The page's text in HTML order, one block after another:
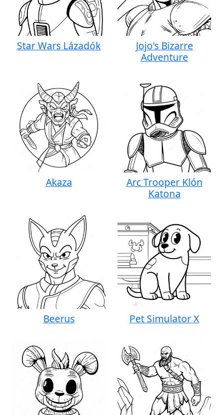
Star Wars Lázadók
Jojo's Bizarre
Adventure
Akaza
Arc Trooper Klón
Katona
Beerus Pet Simulator X